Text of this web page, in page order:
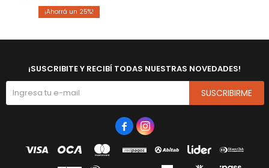
25
¡SUSCRIBITE Y RECIBÍ TODAS NUESTRAS NOVEDADES!
SUSCRIBIRME
 